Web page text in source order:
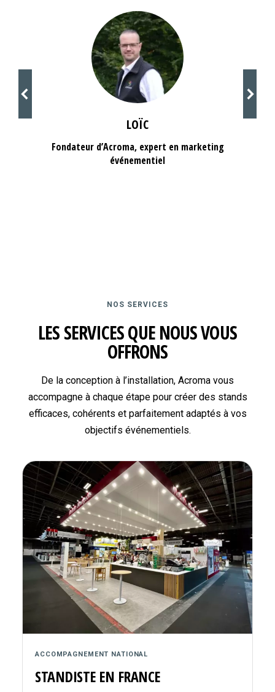
LOÏC
Fondateur d’Acroma, expert en marketing
événementiel
NOS SERVICES
LES SERVICES QUE NOUS VOUS
OFFRONS
De la conception à l’installation, Acroma vous
accompagne à chaque étape pour créer des stands
efficaces, cohérents et parfaitement adaptés à vos
objectifs événementiels.
ACCOMPAGNEMENT NATIONAL
STANDISTE EN FRANCE